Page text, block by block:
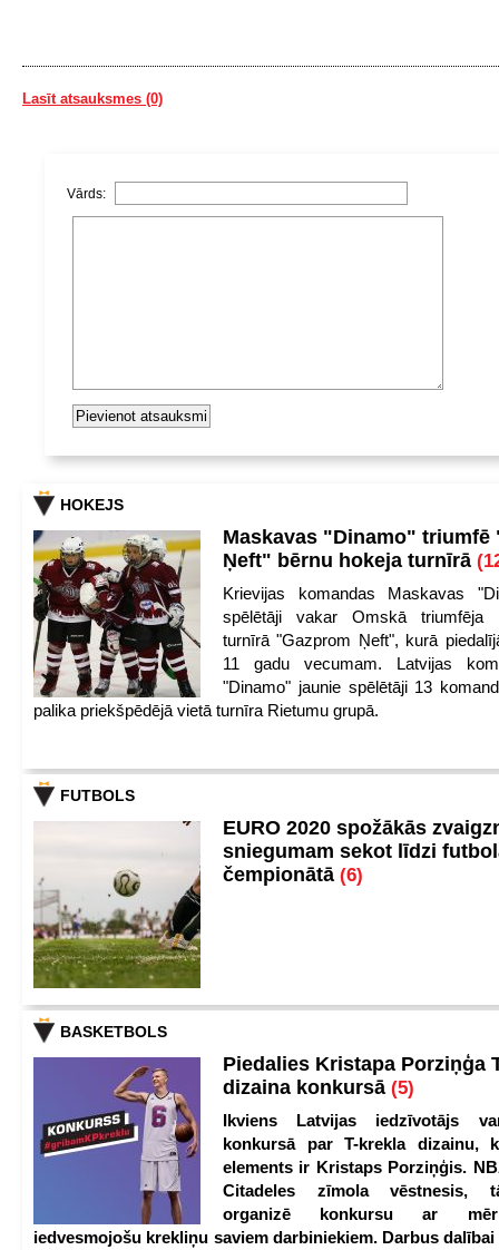
Lasīt atsauksmes (0)
Vārds:
HOKEJS
Maskavas "Dinamo" triumfē
Ņeft" bērnu hokeja turnīrā
Krievijas komandas Maskavas
spēlētāji vakar Omskā triumfēja
turnīrā "Gazprom Ņeft", kurā
11 gadu vecumam. Latvijas
"Dinamo" jaunie spēlētāji 13
palika priekšpēdējā vietā turnīra Rietumu grupā.
FUTBOLS
EURO 2020 spožākās
sniegumam sekot līdzi
čempionātā (6)
BASKETBOLS
Piedalies Kristapa Porziņģa
dizaina konkursā (5)
Ikviens Latvijas iedzīvotājs
konkursā par T-krekla dizainu,
elements ir Kristaps Porziņģis.
Citadeles zīmola vēstnesis,
organizē konkursu ar
iedvesmojošu krekliņu saviem darbiniekiem. Darbus